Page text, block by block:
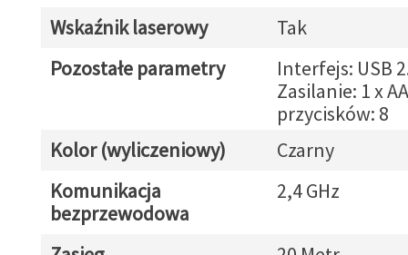
Wskaźnik laserowy
Tak
Pozostałe parametry
Interfejs: USB
Zasilanie: 1 x
przycisków: 8
Kolor (wyliczeniowy)
Czarny
Komunikacja
bezprzewodowa
2,4 GHz